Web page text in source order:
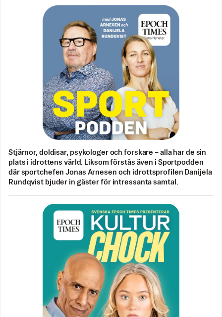
Stjärnor, doldisar, psykologer och forskare – alla har de sin
plats i idrottens värld. Liksom förstås även i Sportpodden
där sportchefen Jonas Arnesen och idrottsprofilen Danijela
Rundqvist bjuder in gäster för intressanta samtal.